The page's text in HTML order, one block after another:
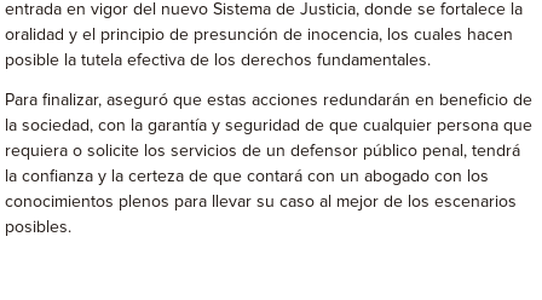
entrada en vigor del nuevo Sistema de Justicia, donde se fortalece la
oralidad y el principio de presunción de inocencia, los cuales hacen
posible la tutela efectiva de los derechos fundamentales.
Para finalizar, aseguró que estas acciones redundarán en beneficio de
la sociedad, con la garantía y seguridad de que cualquier persona que
requiera o solicite los servicios de un defensor público penal, tendrá
la confianza y la certeza de que contará con un abogado con los
conocimientos plenos para llevar su caso al mejor de los escenarios
posibles.